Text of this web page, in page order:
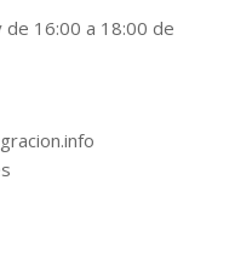
de 16:00 a 18:00 de